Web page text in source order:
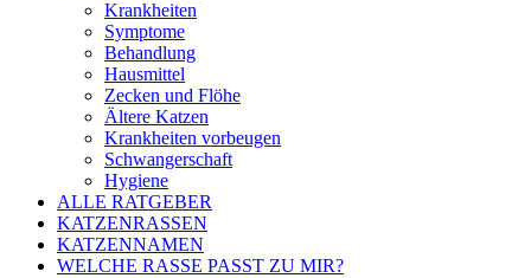
Krankheiten
Symptome
Behandlung
Hausmittel
Zecken und Flöhe
Ältere Katzen
Krankheiten vorbeugen
Schwangerschaft
Hygiene
ALLE RATGEBER
KATZENRASSEN
KATZENNAMEN
WELCHE RASSE PASST ZU MIR?